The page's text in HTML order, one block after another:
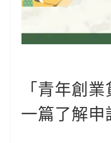
生活理財
「青年創
一篇了解申